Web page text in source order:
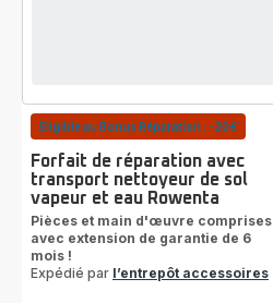
Eligible au Bonus Réparation : -20€
Forfait de réparation avec
transport nettoyeur de sol
vapeur et eau Rowenta
Pièces et main d'œuvre comprises
avec extension de garantie de 6
mois !
Expédié par l’entrepôt accessoires